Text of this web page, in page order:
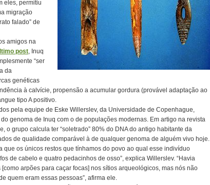
eles, permitiu
migração
falado” de
amigos na
post, Inuq
“ser
da
genéticas
à calvície, propensão a acumular gordura (provável adaptação ao
tipo A positivo.
pela equipe de Eske Willerslev, da Universidade de Copenhague,
genoma de Inuq com o de populações modernas. Em artigo na revista
o grupo calcula ter “soletrado” 80% do DNA do antigo habitante da
de qualidade comparável à de qualquer genoma de alguém vivo hoje.
que os únicos restos que tínhamos do povo ao qual esse indivíduo
de cabelo e quatro pedacinhos de osso”, explica Willerslev. “Havia
arpões para caçar focas] nos sítios arqueológicos, mas nós não
quem eram essas pessoas”, afirma ele.